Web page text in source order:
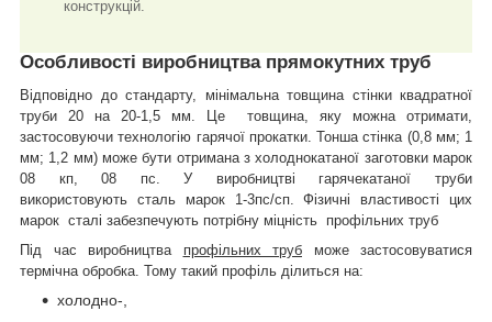
конструкцій.
Особливості виробництва прямокутних труб
Відповідно до стандарту, мінімальна товщина стінки квадратної
труби 20 на 20-1,5 мм. Це товщина, яку можна отримати,
застосовуючи технологію гарячої прокатки. Тонша стінка (0,8 мм; 1
мм; 1,2 мм) може бути отримана з холоднокатаної заготовки марок
08 кп, 08 пс. У виробництві гарячекатаної труби
використовують сталь марок 1-3пс/сп. Фізичні властивості цих
марок сталі забезпечують потрібну міцність профільних труб
Під час виробництва профільних труб може застосовуватися
термічна обробка. Тому такий профіль ділиться на:
холодно-,